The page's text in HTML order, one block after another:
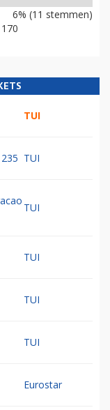
6% (11 stemmen)
TUI
TUI
TUI
TUI
TUI
TUI
Eurostar